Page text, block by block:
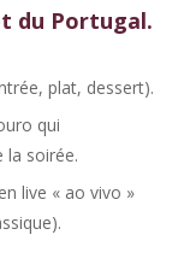
du Portugal.
plat, dessert).
qui
la soirée.
live « ao vivo »